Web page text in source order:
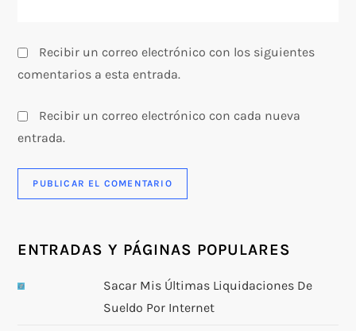
Recibir un correo electrónico con los siguientes
comentarios a esta entrada.
Recibir un correo electrónico con cada nueva
entrada.
ENTRADAS Y PÁGINAS POPULARES
Sacar Mis Últimas Liquidaciones De
Sueldo Por Internet